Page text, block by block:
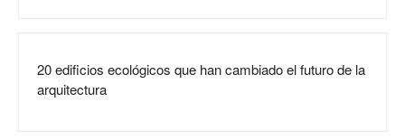
20 edificios ecológicos que han cambiado el futuro de la
arquitectura